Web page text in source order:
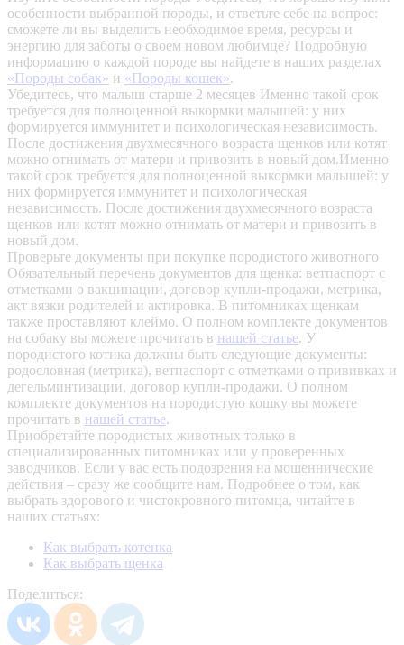
особенности выбранной породы, и ответьте себе на вопрос:
сможете ли вы выделить необходимое время, ресурсы и
энергию для заботы о своем новом любимце? Подробную
информацию о каждой породе вы найдете в наших разделах
«Породы собак» и «Породы кошек».
Убедитесь, что малыш старше 2 месяцев Именно такой срок
требуется для полноценной выкормки малышей: у них
формируется иммунитет и психологическая независимость.
После достижения двухмесячного возраста щенков или котят
можно отнимать от матери и привозить в новый дом.Именно
такой срок требуется для полноценной выкормки малышей: у
них формируется иммунитет и психологическая
независимость. После достижения двухмесячного возраста
щенков или котят можно отнимать от матери и привозить в
новый дом.
Проверьте документы при покупке породистого животного
Обязательный перечень документов для щенка: ветпаспорт с
отметками о вакцинации, договор купли-продажи, метрика,
акт вязки родителей и актировка. В питомниках щенкам
также проставляют клеймо. О полном комплекте документов
на собаку вы можете прочитать в нашей статье. У
породистого котика должны быть следующие документы:
родословная (метрика), ветпаспорт с отметками о прививках и
дегельминтизации, договор купли-продажи. О полном
комплекте документов на породистую кошку вы можете
прочитать в нашей статье.
Приобретайте породистых животных только в
специализированных питомниках или у проверенных
заводчиков. Если у вас есть подозрения на мошеннические
действия – сразу же сообщите нам. Подробнее о том, как
выбрать здорового и чистокровного питомца, читайте в
наших статьях:
Как выбрать котенка
Как выбрать щенка
Поделиться: